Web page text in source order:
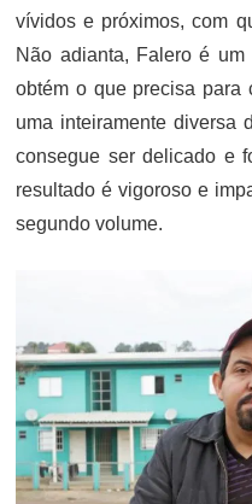
vívidos e próximos, com
Não adianta, Falero é
obtém o que precisa para
uma inteiramente diversa
consegue ser delicado e
resultado é vigoroso e
segundo volume.